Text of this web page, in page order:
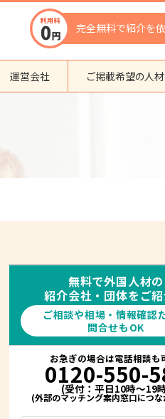
完全無料で紹介を
登録支援機関
行政書士事務所
運営会社 ご掲載希望の人
無料で外国人材の
紹介会社・団体をご紹
ご相談や相場・情報確認
問合せもOK
お急ぎの場合は電話相談も
0120-550-
(受付：平日10時～19